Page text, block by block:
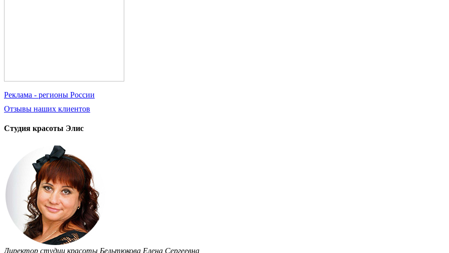
Реклама - регионы России
Отзывы наших клиентов
Студия красоты Элис
Директор студии красоты Бельтюкова Елена Сергеевна